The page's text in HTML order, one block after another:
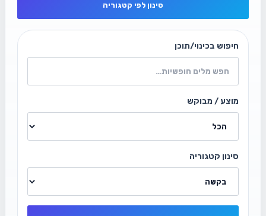
סינון לפי קטגוריה
חיפוש בכינוי/תוכן
מוצע / מבוקש
סינון קטגוריה